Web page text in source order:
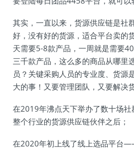
其实，一直以来，货源供应链是社
好，没有好的货源，适合平台卖的
天需要5-8款产品，一周就是需要
三千款产品，这么多的商品从哪里
员？关键采购人员的专业度、货源
大的事！又要管理团队，又要解决
在2019年沸点天下举办了数十场社
整个行业的货源供应链伙伴之后；
在2020年初上线了线上选品平台